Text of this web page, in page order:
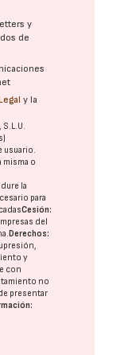
y
de
y la
usuario.
misma o
la
para
Cesión:
del
Derechos:
y
con
no
presentar